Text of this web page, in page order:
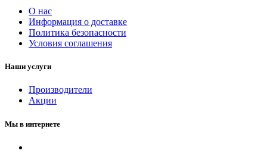
О нас
Информация о доставке
Политика безопасности
Условия соглашения
Наши услуги
Производители
Акции
Мы в интернете